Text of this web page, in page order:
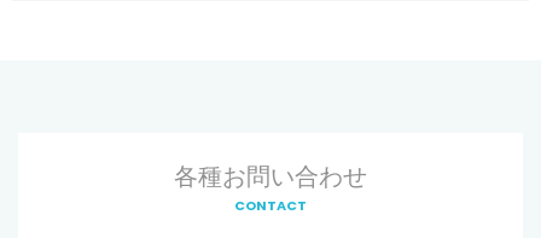
各種お問い合わせ
CONTACT